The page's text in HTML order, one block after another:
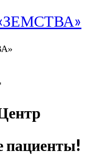
пациенты!